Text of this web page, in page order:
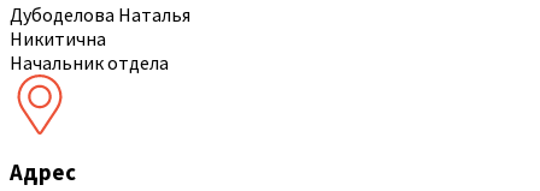
Дубоделова Наталья
Никитична
Начальник отдела
Адрес